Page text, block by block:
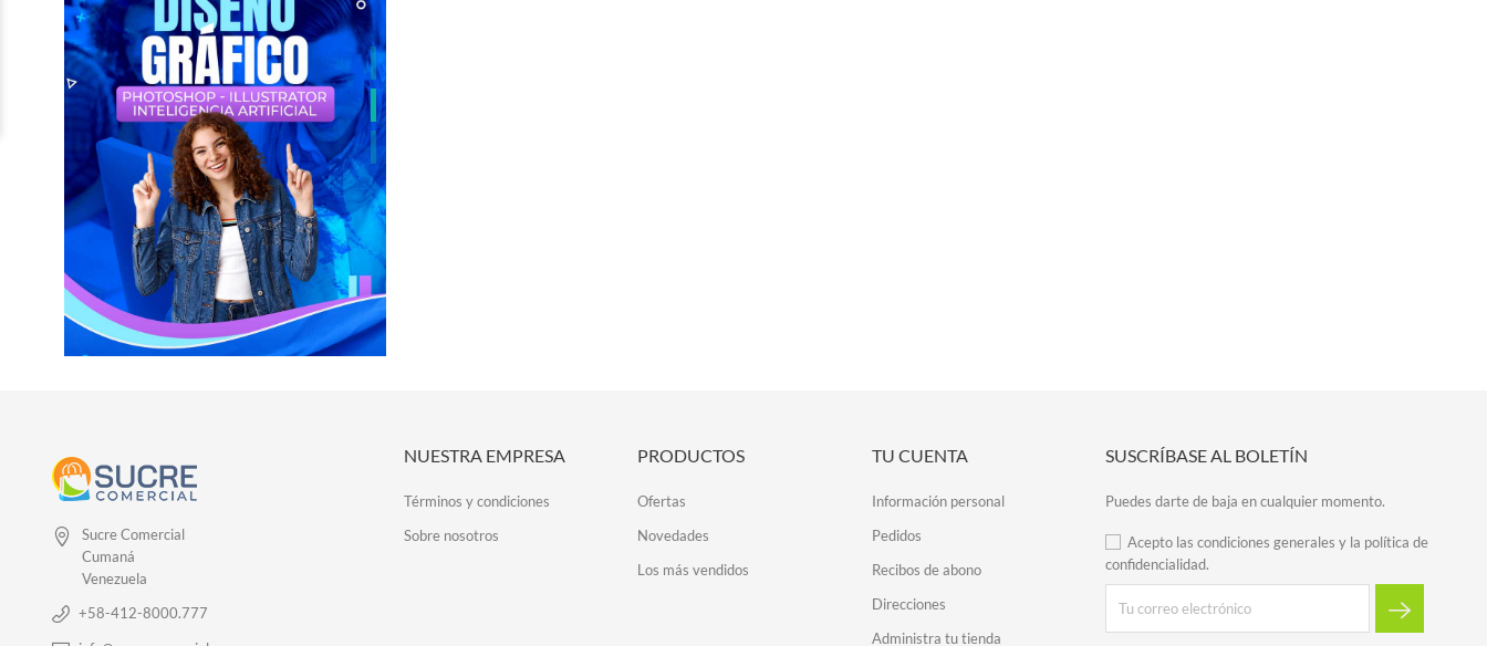
Sucre Comercial
Cumaná
Venezuela
+58-412-8000.777
NUESTRA EMPRESA
Términos y condiciones
Sobre nosotros
PRODUCTOS
Ofertas
Novedades
Los más vendidos
TU CUENTA
Información personal
Pedidos
Recibos de abono
Direcciones
Administra tu tienda
SUSCRÍBASE AL BOLETÍN
Puedes darte de baja en cualquier momento.
Acepto las condiciones generales y la política de
confidencialidad.